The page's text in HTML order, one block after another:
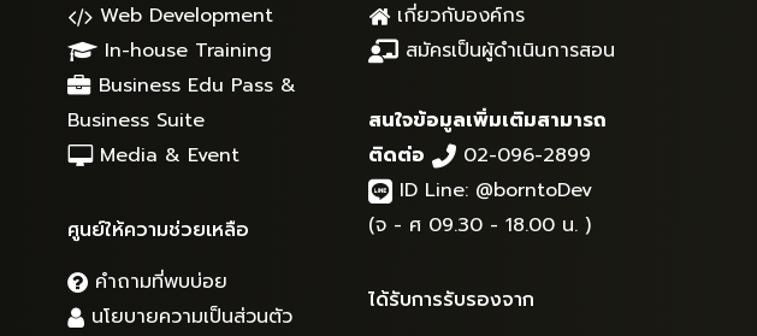
Web Development
In-house Training
Business Edu Pass &
Business Suite
Media & Event
ศูนย์ให้ความช่วยเหลือ
คำถามที่พบบ่อย
นโยบายความเป็นส่วนตัว
เกี่ยวกับองค์กร
สมัครเป็นผู้ดำเนินการสอน
สนใจข้อมูลเพิ่มเติมสามารถ
ติดต่อ
02-096-2899
ID Line: @borntoDev
(จ - ศ 09.30 - 18.00 น. )
ได้รับการรับรองจาก